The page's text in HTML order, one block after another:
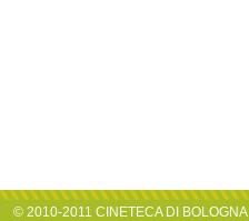
© 2010-2011 CINETECA DI BOLOGNA